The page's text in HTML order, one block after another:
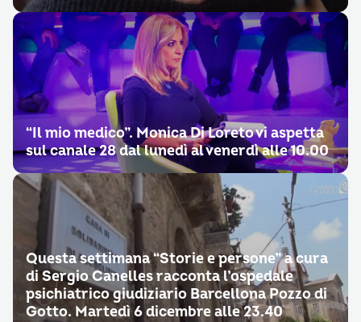
“Il mio medico”. Monica Di Loreto vi aspetta
sul canale 28 dal lunedì al venerdì alle 10.00
Questa settimana “Storie e persone” a cura
di Sergio Canelles racconta l’ospedale
psichiatrico giudiziario Barcellona Pozzo di
Gotto. Martedì 6 dicembre alle 23.40